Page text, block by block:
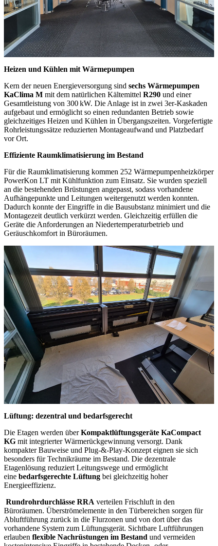
Heizen und Kühlen mit Wärmepumpen
Kern der neuen Energieversorgung sind sechs Wärmepumpen
KaClima M mit dem natürlichen Kältemittel R290 und einer
Gesamtleistung von 300 kW. Die Anlage ist in zwei 3er-Kaskaden
aufgebaut und ermöglicht so einen redundanten Betrieb sowie
gleichzeitiges Heizen und Kühlen in Übergangszeiten. Vorgefertigte
Rohrleistungssätze reduzierten Montageaufwand und Platzbedarf
vor Ort.
Effiziente Raumklimatisierung im Bestand
Für die Raumklimatisierung kommen 252 Wärmepumpenheizkörper
PowerKon LT mit Kühlfunktion zum Einsatz. Sie wurden speziell
an die bestehenden Brüstungen angepasst, sodass vorhandene
Aufhängepunkte und Leitungen weitergenutzt werden konnten.
Dadurch konnte der Eingriffe in die Bausubstanz minimiert und die
Montagezeit deutlich verkürzt werden. Gleichzeitig erfüllen die
Geräte die Anforderungen an Niedertemperaturbetrieb und
Geräuschkomfort in Büroräumen.
Lüftung: dezentral und bedarfsgerecht
Die Etagen werden überKompaktlüftungsgeräte KaCompact
KG mit integrierter Wärmerückgewinnung versorgt. Dank
kompakter Bauweise und Plug‑&‑Play-Konzept eignen sie sich
besonders für Technikräume im Bestand. Die dezentrale
Etagenlösung reduziert Leitungswege und ermöglicht
eine bedarfsgerechte Lüftung bei gleichzeitig hoher
Energieeffizienz.
Rundrohrdurchlässe RRA verteilen Frischluft in den
Büroräumen. Überströmelemente in den Türbereichen sorgen für
Abluftführung zurück in die Flurzonen und von dort über das
vorhandene System zum Lüftungsgerät. Sichtbare Luftführungen
erlauben flexible Nachrüstungen im Bestand und vermeiden